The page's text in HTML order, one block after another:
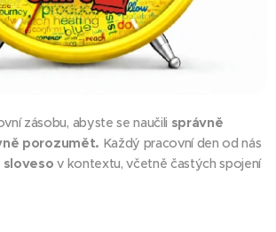
zásobu, abyste se naučili správně
porozumět. Každý pracovní den od nás
sloveso v kontextu, včetně častých spojení